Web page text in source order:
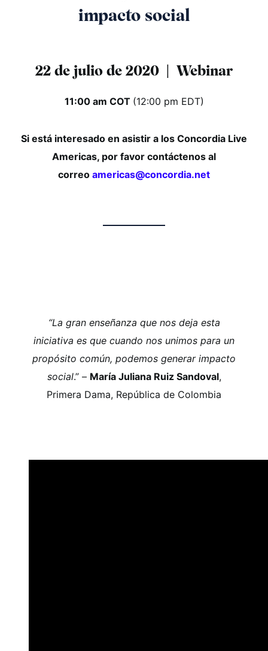
impacto social
22 de julio de 2020 | Webinar
11:00 am COT (12:00 pm EDT)
Si está interesado en asistir a los Concordia Live
Americas, por favor contáctenos al
correo americas@concordia.net
“La gran enseñanza que nos deja esta
iniciativa es que cuando nos unimos para un
propósito común, podemos generar impacto
social.” – María Juliana Ruiz Sandoval,
Primera Dama, República de Colombia